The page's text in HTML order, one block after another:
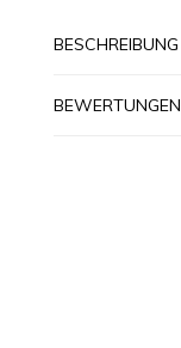
BESCHREIBUNG
BEWERTUNGEN